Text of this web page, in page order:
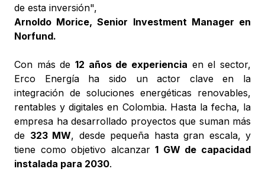
de esta inversión",
Arnoldo Morice, Senior Investment Manager en
Norfund.
Con más de 12 años de experiencia en el sector,
Erco Energía ha sido un actor clave en la
integración de soluciones energéticas renovables,
rentables y digitales en Colombia. Hasta la fecha, la
empresa ha desarrollado proyectos que suman más
de 323 MW, desde pequeña hasta gran escala, y
tiene como objetivo alcanzar1 GW de capacidad
instalada para 2030.